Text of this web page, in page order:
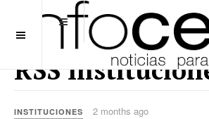
RSS
INSTITUCIONES 2 months ago